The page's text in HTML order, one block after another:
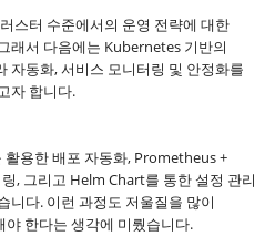
스터 수준에서의 운영 전략에 대한
래서 다음에는 Kubernetes 기반의
자동화, 서비스 모니터링 및 안정화를
자 합니다.
용한 배포 자동화, Prometheus +
, 그리고 Helm Chart를 통한 설정 관리
니다. 이런 과정도 저울질을 많이
한다는 생각에 미뤘습니다.